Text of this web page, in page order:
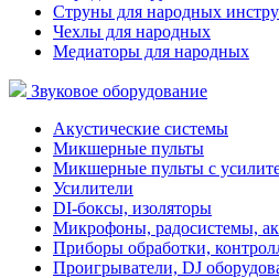
Струны для народных
Чехлы для народных
Медиаторы для народных
Звуковое оборудование
Акустические системы
Микшерные пульты
Микшерные пульты с
Усилители
DI-боксы, изоляторы
Микрофоны, радосистемы,
Приборы обработки,
Проигрыватели, DJ